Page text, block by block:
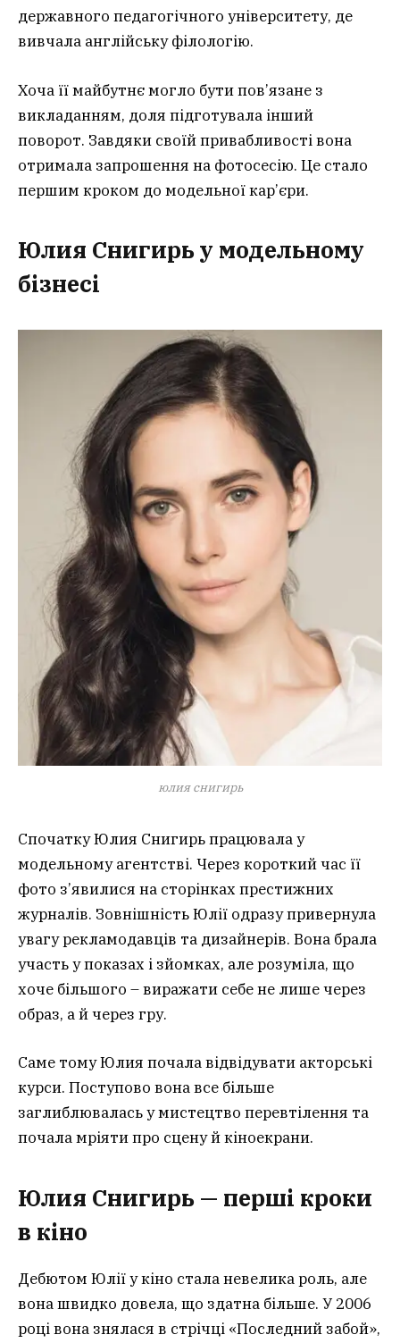
державного педагогічного університету, де
вивчала англійську філологію.
Хоча її майбутнє могло бути пов’язане з
викладанням, доля підготувала інший
поворот. Завдяки своїй привабливості вона
отримала запрошення на фотосесію. Це стало
першим кроком до модельної кар’єри.
Юлия Снигирь у модельному
бізнесі
юлия снигирь
Спочатку Юлия Снигирь працювала у
модельному агентстві. Через короткий час її
фото з’явилися на сторінках престижних
журналів. Зовнішність Юлії одразу привернула
увагу рекламодавців та дизайнерів. Вона брала
участь у показах і зйомках, але розуміла, що
хоче більшого – виражати себе не лише через
образ, а й через гру.
Саме тому Юлия почала відвідувати акторські
курси. Поступово вона все більше
заглиблювалась у мистецтво перевтілення та
почала мріяти про сцену й кіноекрани.
Юлия Снигирь — перші кроки
в кіно
Дебютом Юлії у кіно стала невелика роль, але
вона швидко довела, що здатна більше. У 2006
році вона знялася в стрічці «Последний забой»,